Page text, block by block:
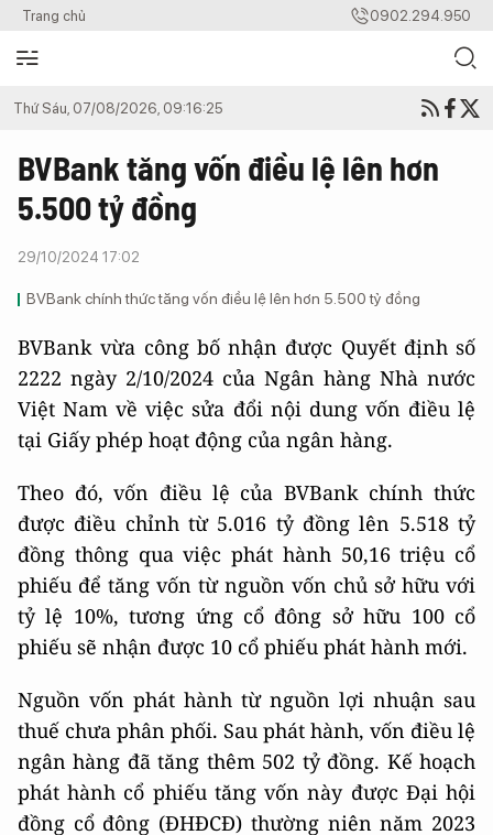
Trang chủ 0902.294.950
Thứ Sáu, 07/08/2026, 09:16:25
BVBank tăng vốn điều lệ lên hơn
5.500 tỷ đồng
29/10/2024 17:02
BVBank chính thức tăng vốn điều lệ lên hơn 5.500 tỷ đồng
BVBank vừa công bố nhận được Quyết định số
2222 ngày 2/10/2024 của Ngân hàng Nhà nước
Việt Nam về việc sửa đổi nội dung vốn điều lệ
tại Giấy phép hoạt động của ngân hàng.
Theo đó, vốn điều lệ của BVBank chính thức
được điều chỉnh từ 5.016 tỷ đồng lên 5.518 tỷ
đồng thông qua việc phát hành 50,16 triệu cổ
phiếu để tăng vốn từ nguồn vốn chủ sở hữu với
tỷ lệ 10%, tương ứng cổ đông sở hữu 100 cổ
phiếu sẽ nhận được 10 cổ phiếu phát hành mới.
Nguồn vốn phát hành từ nguồn lợi nhuận sau
thuế chưa phân phối. Sau phát hành, vốn điều lệ
ngân hàng đã tăng thêm 502 tỷ đồng. Kế hoạch
phát hành cổ phiếu tăng vốn này được Đại hội
đồng cổ đông (ĐHĐCĐ) thường niên năm 2023